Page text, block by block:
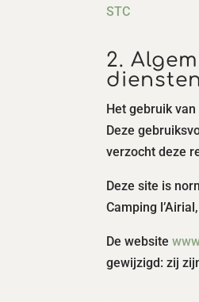
STC
2.
Het gebruik
Deze
verzocht deze
Deze site is
Camping
De website
gewijzigd: zij